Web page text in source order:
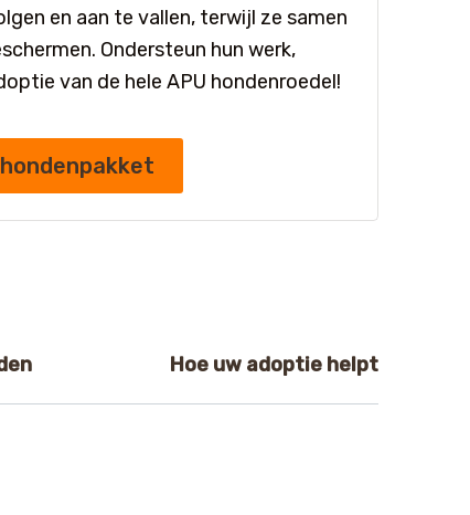
en aan te vallen, terwijl ze samen
Ondersteun hun werk,
van de hele APU hondenroedel!
Hoe uw adoptie helpt